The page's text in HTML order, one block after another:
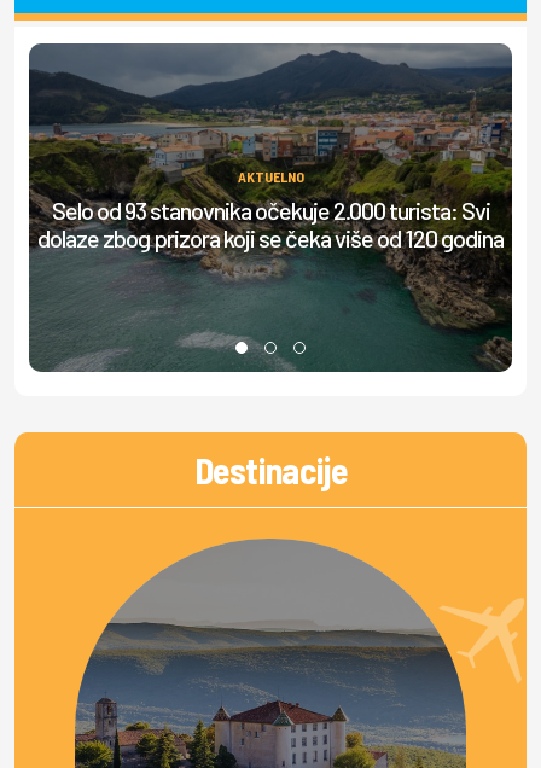
AKTUELNO
Selo od 93 stanovnika očekuje 2.000 turista: Svi
dolaze zbog prizora koji se čeka više od 120 godina
Destinacije